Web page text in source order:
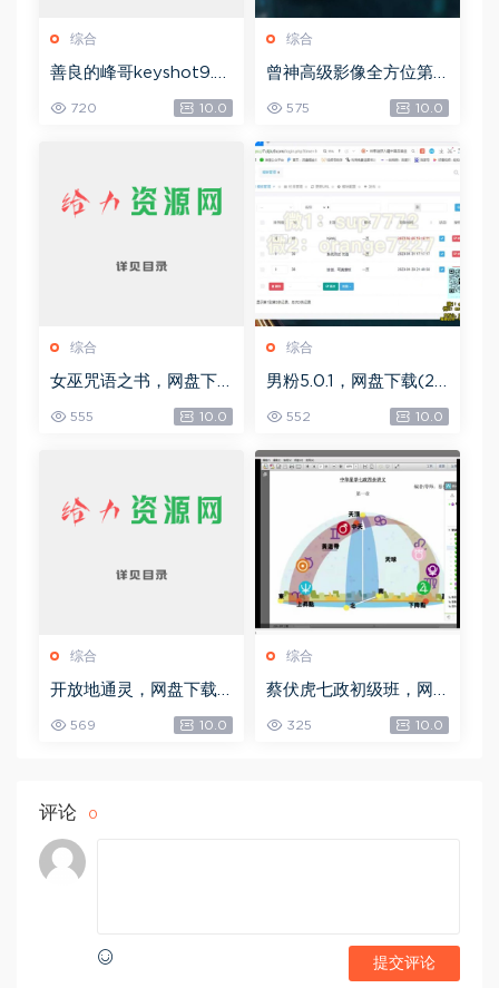
综合
善良的峰哥keyshot9.0
6G)
720 10.0
综合
曾神高级影像全方位第
G)
575 10.0
综合
女巫咒语之书，网盘下
555 10.0
综合
男粉5.0.1，网盘下载(25
552 10.0
综合
开放地通灵，网盘下载
569 10.0
综合
蔡伏虎七政初级班，网
325 10.0
评论 0
提交评论